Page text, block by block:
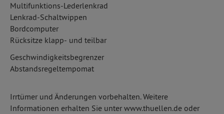
Multifunktions-Lederlenkrad
Lenkrad-Schaltwippen
Bordcomputer
Rücksitze klapp- und teilbar
Geschwindigkeitsbegrenzer
Abstandsregeltempomat
Irrtümer und Änderungen vorbehalten. Weitere
Informationen erhalten Sie unter www.thuellen.de oder